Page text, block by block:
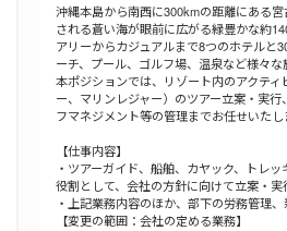
沖縄本島から南西に300kmの距離にある
される蒼い海が眼前に広がる緑豊かな約
アリーからカジュアルまで8つのホテルと
ーチ、プール、ゴルフ場、温泉など様々な
本ポジションでは、リゾート内のアクティ
ー、マリンレジャー）のツアー立案・実
フマネジメント等の管理までお任せいたし
【仕事内容】
・ツアーガイド、船舶、カヤック、トレ
役割として、会社の方針に向けて立案・実
・上記業務内容のほか、部下の労務管理
【変更の範囲：会社の定める業務】